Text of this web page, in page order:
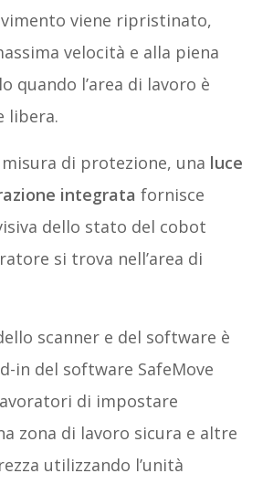
viene ripristinato,
velocità e alla piena
quando l’area di lavoro è
libera.
di protezione, una luce
integrata fornisce
dello stato del cobot
si trova nell’area di
scanner e del software è
in del software SafeMove
di impostare
zona di lavoro sicura e altre
utilizzando l’unità